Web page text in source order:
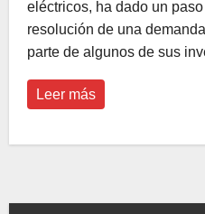
eléctricos, ha dado un
resolución de una
parte de algunos de sus
Leer más